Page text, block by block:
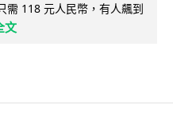
需 118 元人民幣，有人飆到
文